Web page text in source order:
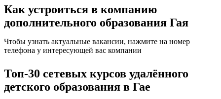
Как устроиться в компанию
дополнительного образования Гая
Чтобы узнать актуальные вакансии, нажмите на номер
телефона у интересующей вас компании
Топ-30 сетевых курсов удалённого
детского образования в Гае